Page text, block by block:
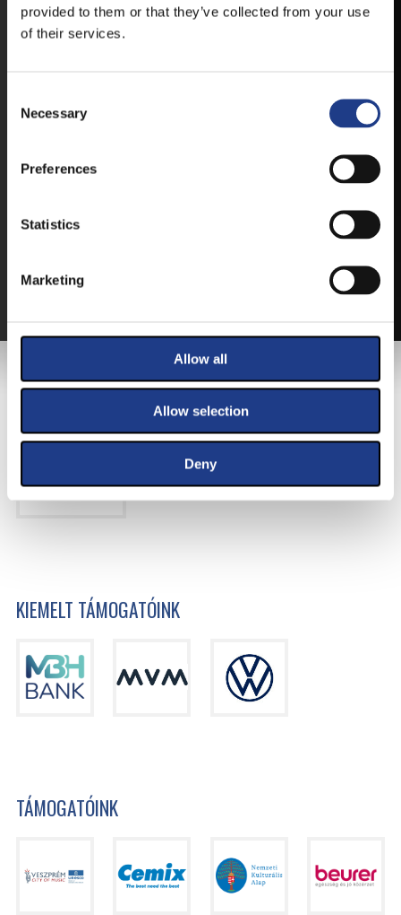
provided to them or that they’ve collected from your use
of their services.
Necessary
Preferences
Statistics
Marketing
Allow all
Allow selection
Deny
ONLINE!
VÁLTSA MEG JEGYÉT ONLINE, BANKKÁRTYÁS
IOS
FŐTÁMOGATÓNK
KIEMELT TÁMOGATÓINK
TÁMOGATÓINK